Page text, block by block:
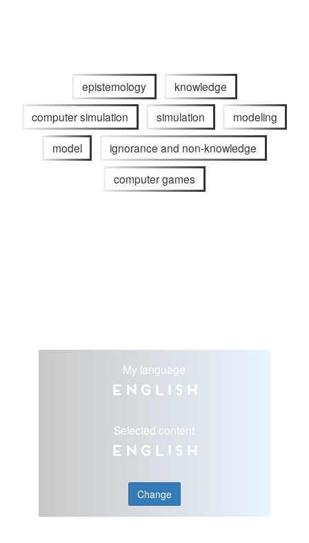
epistemology knowledge
computer simulation simulation modeling
model ignorance and non-knowledge
computer games
My language
English
Selected content
English
Change